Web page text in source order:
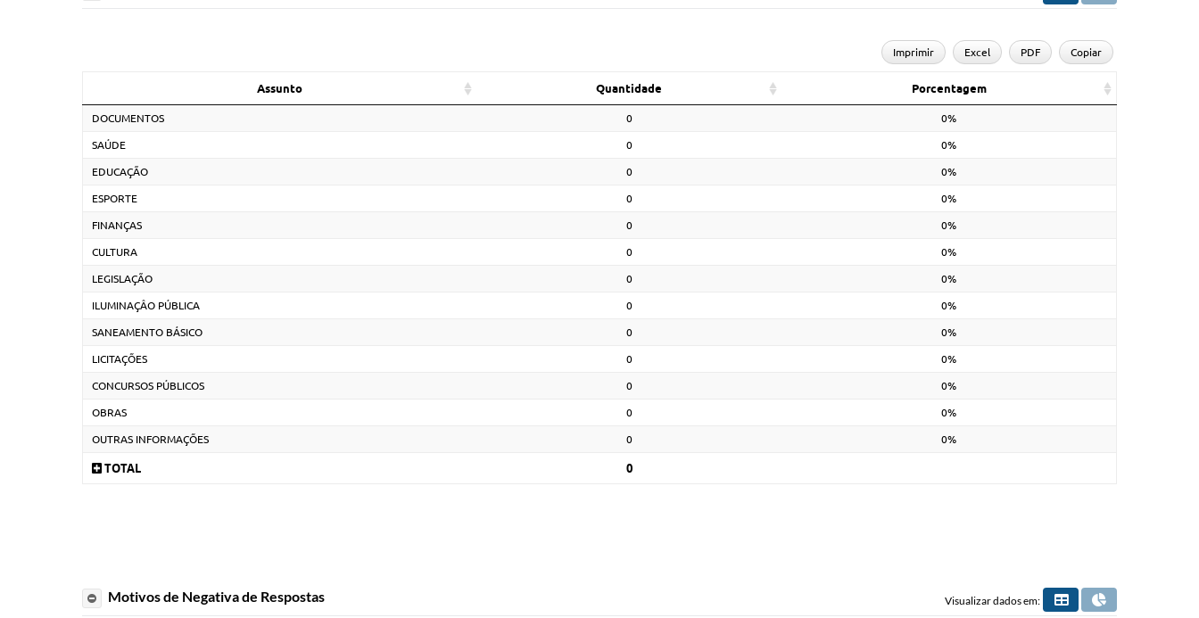
Imprimir Excel PDF Copiar
Assunto Quantidade Porcentagem
DOCUMENTOS 0 0%
SAÚDE 0 0%
EDUCAÇÃO 0 0%
ESPORTE 0 0%
FINANÇAS 0 0%
CULTURA 0 0%
LEGISLAÇÃO 0 0%
ILUMINAÇÂO PÚBLICA 0 0%
SANEAMENTO BÁSICO 0 0%
LICITAÇÕES 0 0%
CONCURSOS PÚBLICOS 0 0%
OBRAS 0 0%
OUTRAS INFORMAÇÕES 0 0%
TOTAL 0
Motivos de Negativa de Respostas Visualizar dados em: